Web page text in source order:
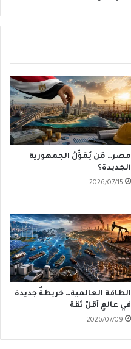
مصر… مَن يُمَوِّلُ الجمهورية
الجديدة؟
2026/07/15
الطاقة العالمية… خريطةٌ جديدة
في عالمٍ أقلّ ثقة
2026/07/09